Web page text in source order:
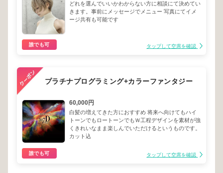
どれを選んでいいかわからない方に相談にて決めてい
きます。事前にメッセージでメニュー 写真にてイメ
ージ共有も可能です
誰でも可 タップして空席を確認
プラチナプログラミング+カラーファンタジー
60,000円
白髪の増えてきた方におすすめ 将来へ向けてもハイ
トーンでもロートーンでもＷ工程デザインを素材が強
くきれいなまま楽しんでいただけるというものです。
カット込
誰でも可 タップして空席を確認